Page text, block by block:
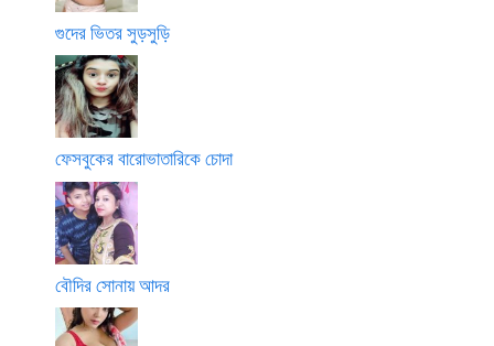
গুদের ভিতর সুড়সুড়ি
ফেসবুকের বারোভাতারিকে চোদা
বৌদির সোনায় আদর